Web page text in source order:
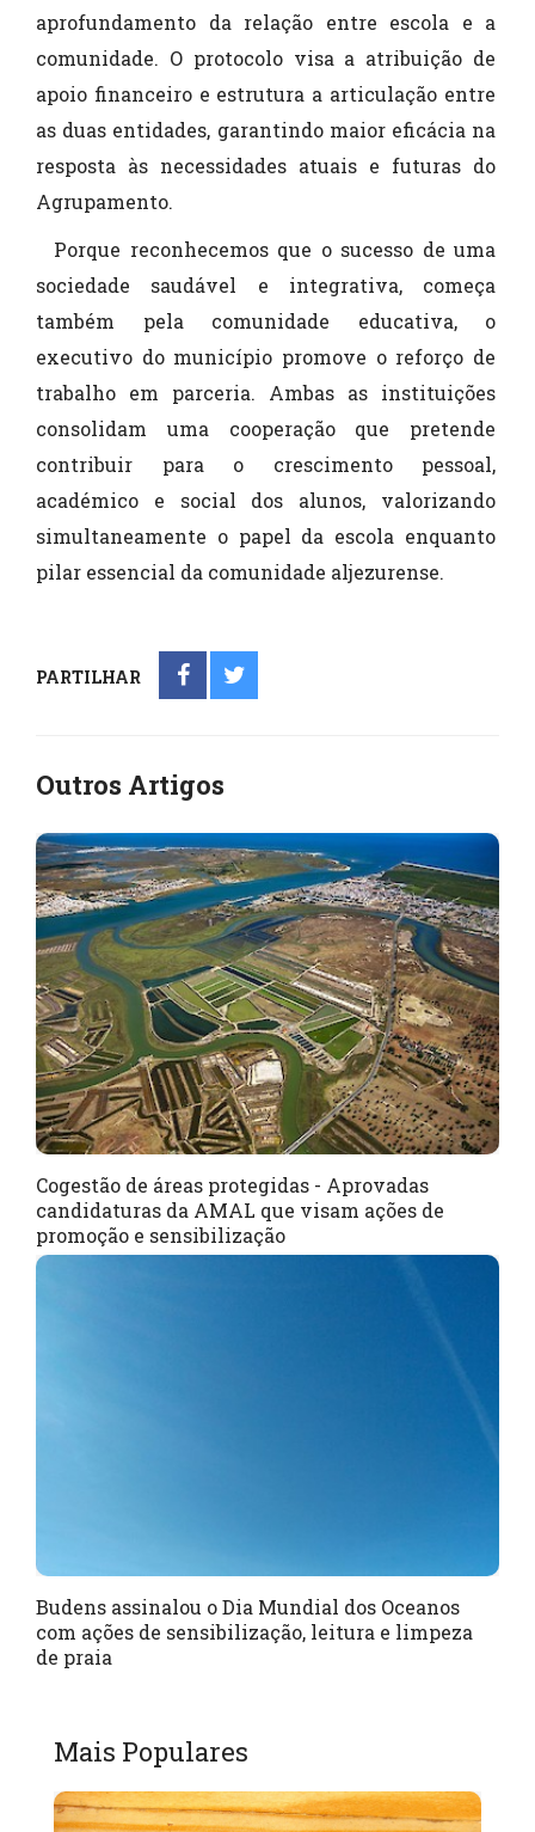
aprofundamento da relação entre escola e a
comunidade. O protocolo visa a atribuição de
apoio financeiro e estrutura a articulação entre
as duas entidades, garantindo maior eficácia na
resposta às necessidades atuais e futuras do
Agrupamento.
Porque reconhecemos que o sucesso de uma
sociedade saudável e integrativa, começa
também pela comunidade educativa, o
executivo do município promove o reforço de
trabalho em parceria. Ambas as instituições
consolidam uma cooperação que pretende
contribuir para o crescimento pessoal,
académico e social dos alunos, valorizando
simultaneamente o papel da escola enquanto
pilar essencial da comunidade aljezurense.
PARTILHAR
Outros Artigos
Cogestão de áreas protegidas - Aprovadas
candidaturas da AMAL que visam ações de
promoção e sensibilização
Budens assinalou o Dia Mundial dos Oceanos
com ações de sensibilização, leitura e limpeza
de praia
Mais Populares